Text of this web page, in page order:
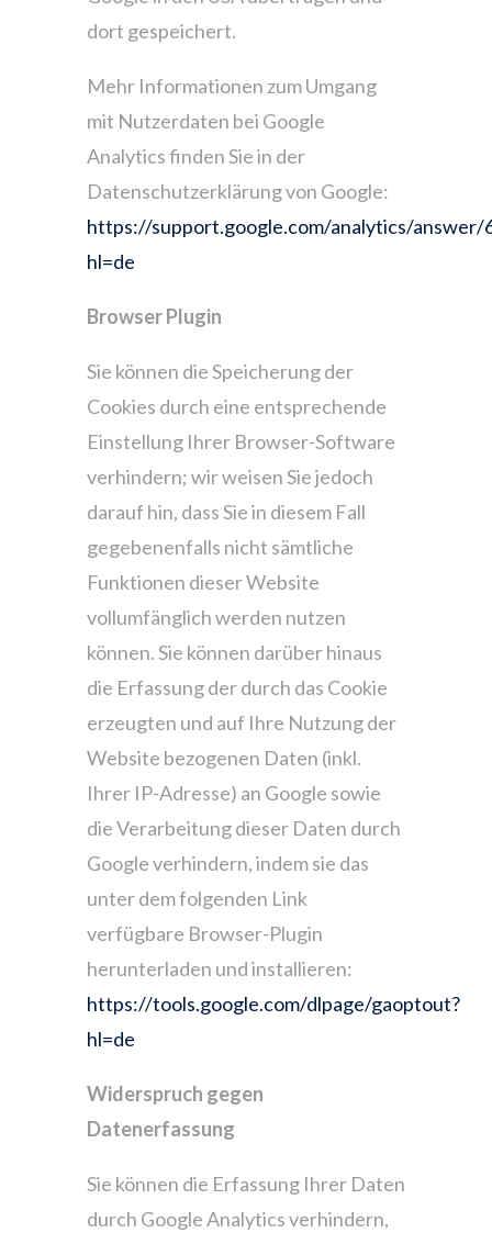
dort gespeichert.
Mehr Informationen zum Umgang
mit Nutzerdaten bei Google
Analytics finden Sie in der
Datenschutzerklärung von Google:
https://support.google.com/analytics/answer/
hl=de
Browser Plugin
Sie können die Speicherung der
Cookies durch eine entsprechende
Einstellung Ihrer Browser-Software
verhindern; wir weisen Sie jedoch
darauf hin, dass Sie in diesem Fall
gegebenenfalls nicht sämtliche
Funktionen dieser Website
vollumfänglich werden nutzen
können. Sie können darüber hinaus
die Erfassung der durch das Cookie
erzeugten und auf Ihre Nutzung der
Website bezogenen Daten (inkl.
Ihrer IP-Adresse) an Google sowie
die Verarbeitung dieser Daten durch
Google verhindern, indem sie das
unter dem folgenden Link
verfügbare Browser-Plugin
herunterladen und installieren:
https://tools.google.com/dlpage/gaoptout?
hl=de
Widerspruch gegen
Datenerfassung
Sie können die Erfassung Ihrer Daten
durch Google Analytics verhindern,